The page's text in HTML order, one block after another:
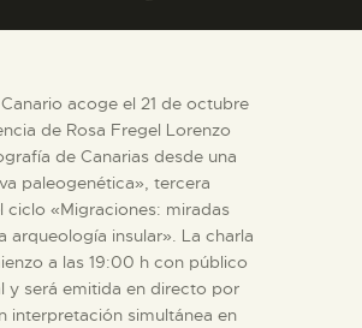
LA VISITA
acoge el 21 de octubre
de Rosa Fregel Lorenzo
de Canarias desde una
paleogenética», tercera
ciclo «Migraciones: miradas
arqueología insular». La charla
a las 19:00 h con público
y será emitida en directo por
interpretación simultánea en